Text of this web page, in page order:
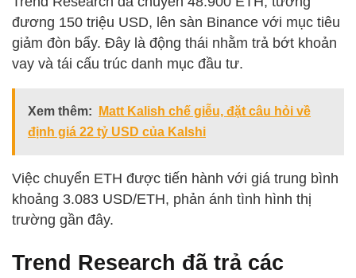
đương 150 triệu USD, lên sàn Binance với mục tiêu
giảm đòn bẩy. Đây là động thái nhằm trả bớt khoản
vay và tái cấu trúc danh mục đầu tư.
Xem thêm:
Matt Kalish chế giễu, đặt câu hỏi về
định giá 22 tỷ USD của Kalshi
Việc chuyển ETH được tiến hành với giá trung bình
khoảng 3.083 USD/ETH, phản ánh tình hình thị
trường gần đây.
Trend Research đã trả các